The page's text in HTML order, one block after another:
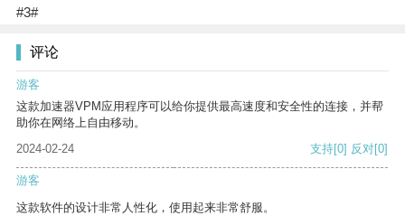
#3#
评论
游客
这款加速器VPM应用程序可以给你提供最高速度和安全性的连接，并帮
助你在网络上自由移动。
2024-02-24
支持[0] 反对[0]
游客
这款软件的设计非常人性化，使用起来非常舒服。